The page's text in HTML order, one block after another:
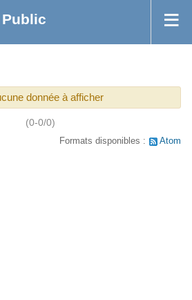
Public
donnée à afficher
(0-0/0)
Formats disponibles : Atom